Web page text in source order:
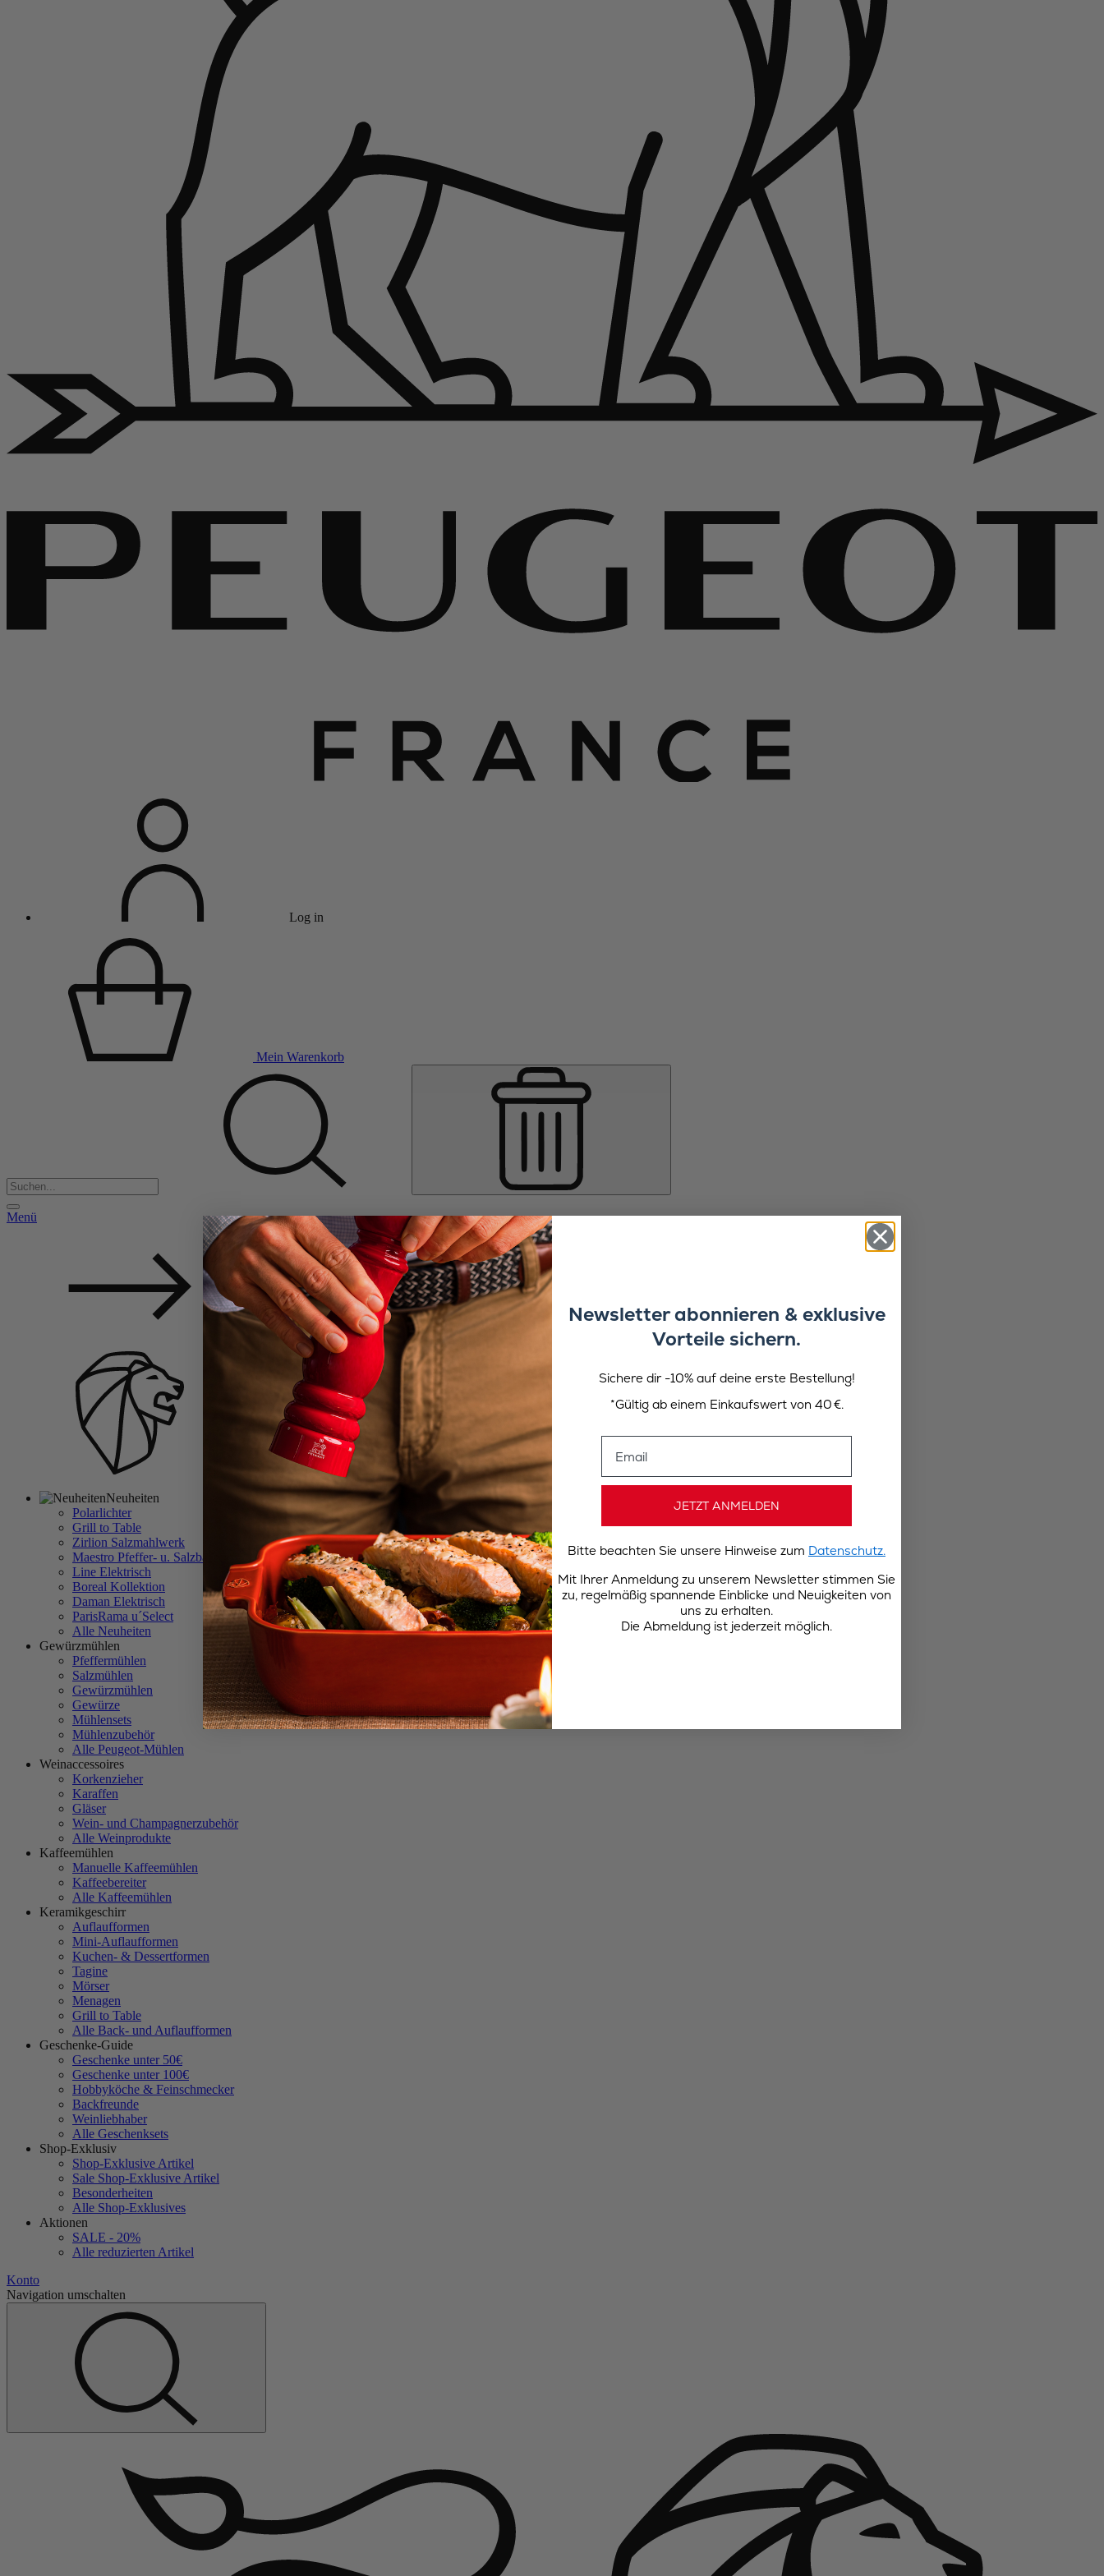
Log in
Mein Warenkorb
Menü
Neuheiten
Polarlichter
Grill to Table
Zirlion Salzmahlwerk
Maestro Pfeffer- u. Salzbar
Line Elektrisch
Boreal Kollektion
Daman Elektrisch
ParisRama u´Select
Alle Neuheiten
Gewürzmühlen
Pfeffermühlen
Salzmühlen
Gewürzmühlen
Gewürze
Mühlensets
Mühlenzubehör
Alle Peugeot-Mühlen
Weinaccessoires
Korkenzieher
Karaffen
Gläser
Wein- und Champagnerzubehör
Alle Weinprodukte
Kaffeemühlen
Manuelle Kaffeemühlen
Kaffeebereiter
Alle Kaffeemühlen
Keramikgeschirr
Auflaufformen
Mini-Auflaufformen
Kuchen- & Dessertformen
Tagine
Mörser
Menagen
Grill to Table
Alle Back- und Auflaufformen
Geschenke-Guide
Geschenke unter 50€
Geschenke unter 100€
Hobbyköche & Feinschmecker
Backfreunde
Weinliebhaber
Alle Geschenksets
Shop-Exklusiv
Shop-Exklusive Artikel
Sale Shop-Exklusive Artikel
Besonderheiten
Alle Shop-Exklusives
Aktionen
SALE - 20%
Alle reduzierten Artikel
Konto
Navigation umschalten
Newsletter abonnieren & exklusive
Vorteile sichern.
Sichere dir -10% auf deine erste Bestellung!
*Gültig ab einem Einkaufswert von 40 €.
JETZT ANMELDEN
Bitte beachten Sie unsere Hinweise zum Datenschutz.
Mit Ihrer Anmeldung zu unserem Newsletter stimmen Sie
zu, regelmäßig spannende Einblicke und Neuigkeiten von
uns zu erhalten.
Die Abmeldung ist jederzeit möglich.